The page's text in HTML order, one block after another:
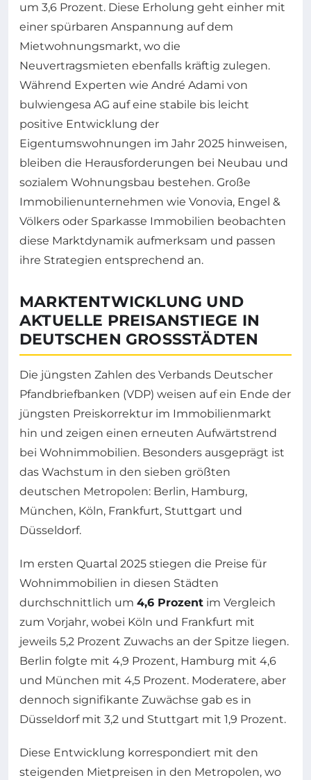
um 3,6 Prozent. Diese Erholung geht einher mit
einer spürbaren Anspannung auf dem
Mietwohnungsmarkt, wo die
Neuvertragsmieten ebenfalls kräftig zulegen.
Während Experten wie André Adami von
bulwiengesa AG auf eine stabile bis leicht
positive Entwicklung der
Eigentumswohnungen im Jahr 2025 hinweisen,
bleiben die Herausforderungen bei Neubau und
sozialem Wohnungsbau bestehen. Große
Immobilienunternehmen wie Vonovia, Engel &
Völkers oder Sparkasse Immobilien beobachten
diese Marktdynamik aufmerksam und passen
ihre Strategien entsprechend an.
MARKTENTWICKLUNG UND
AKTUELLE PREISANSTIEGE IN
DEUTSCHEN GROSSSTÄDTEN
Die jüngsten Zahlen des Verbands Deutscher
Pfandbriefbanken (VDP) weisen auf ein Ende der
jüngsten Preiskorrektur im Immobilienmarkt
hin und zeigen einen erneuten Aufwärtstrend
bei Wohnimmobilien. Besonders ausgeprägt ist
das Wachstum in den sieben größten
deutschen Metropolen: Berlin, Hamburg,
München, Köln, Frankfurt, Stuttgart und
Düsseldorf.
Im ersten Quartal 2025 stiegen die Preise für
Wohnimmobilien in diesen Städten
durchschnittlich um 4,6 Prozent im Vergleich
zum Vorjahr, wobei Köln und Frankfurt mit
jeweils 5,2 Prozent Zuwachs an der Spitze liegen.
Berlin folgte mit 4,9 Prozent, Hamburg mit 4,6
und München mit 4,5 Prozent. Moderatere, aber
dennoch signifikante Zuwächse gab es in
Düsseldorf mit 3,2 und Stuttgart mit 1,9 Prozent.
Diese Entwicklung korrespondiert mit den
steigenden Mietpreisen in den Metropolen, wo